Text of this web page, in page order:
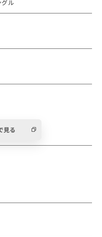
ーティングを実施して
組の一環です。
まとめるのにおスス
歩いて来れます。
窓が大きいのでとても
す。
ても楽しい駅前なの
てください。
マンション生活を始め
グル
見る